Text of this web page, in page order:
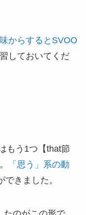
からするとSVOO
しておいてくだ
もう1つ【that節
「思う」系の動
できました。